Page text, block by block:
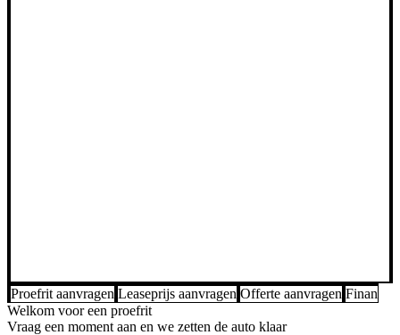
Proefrit aanvragen Leaseprijs aanvragen Offerte aanvragen
Welkom voor een proefrit
Vraag een moment aan en we zetten de auto klaar